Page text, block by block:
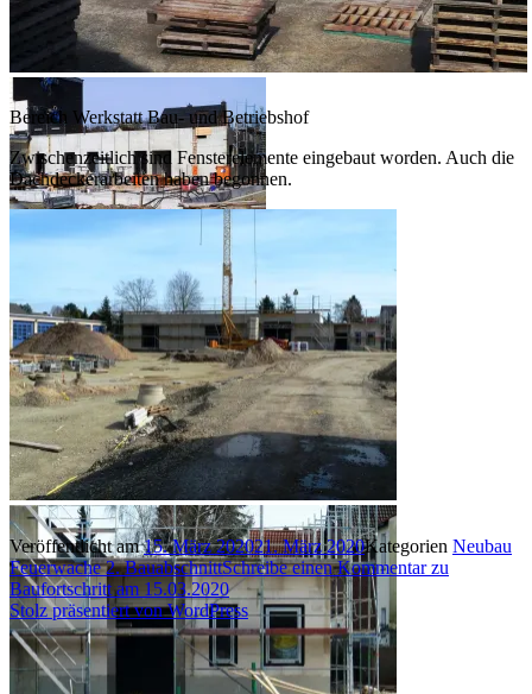
Bereich Werkstatt Bau- und Betriebshof
Zwischenzeitlich sind Fensterelemente eingebaut worden. Auch die
Dachdeckerarbeiten haben begonnen.
Veröffentlicht am15. März 202021. März 2020Kategorien Neubau
Feuerwache 2. BauabschnittSchreibe einen Kommentarzu
Baufortschritt am 15.03.2020
Stolz präsentiert von WordPress